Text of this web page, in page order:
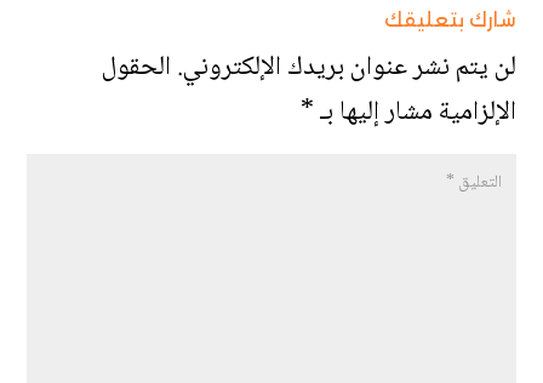
شارك بتعليقك
لن يتم نشر عنوان بريدك الإلكتروني.الحقول
الإلزامية مشار إليها بـ*